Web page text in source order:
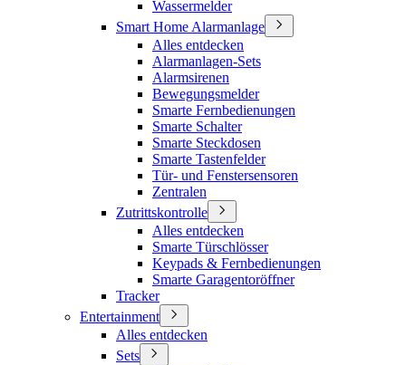
Wassermelder
Smart Home Alarmanlage
Alles entdecken
Alarmanlagen-Sets
Alarmsirenen
Bewegungsmelder
Smarte Fernbedienungen
Smarte Schalter
Smarte Steckdosen
Smarte Tastenfelder
Tür- und Fenstersensoren
Zentralen
Zutrittskontrolle
Alles entdecken
Smarte Türschlösser
Keypads & Fernbedienungen
Smarte Garagentoröffner
Tracker
Entertainment
Alles entdecken
Sets